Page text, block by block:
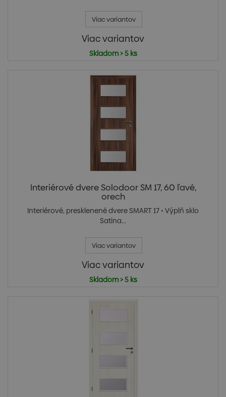
Viac variantov
Viac variantov
Skladom > 5 ks
Interiérové dvere Solodoor SM 17, 60 ľavé,
orech
Interiérové, presklenené dvere SMART 17 • Výplň sklo
Satina...
Viac variantov
Viac variantov
Skladom > 5 ks